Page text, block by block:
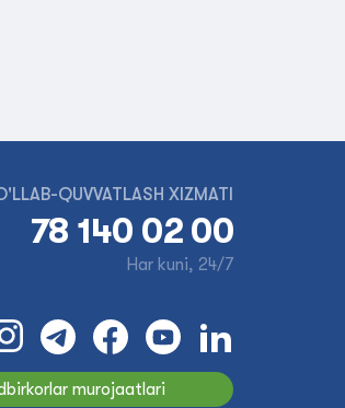
QUVVATLASH XIZMATI
78 140 02 00
Har kuni, 24/7
murojaatlari